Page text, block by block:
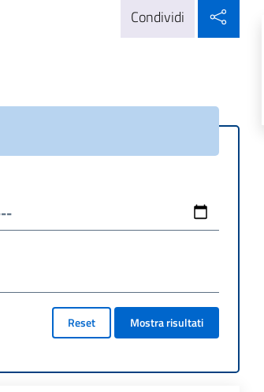
Condividi
Reset Mostra risultati